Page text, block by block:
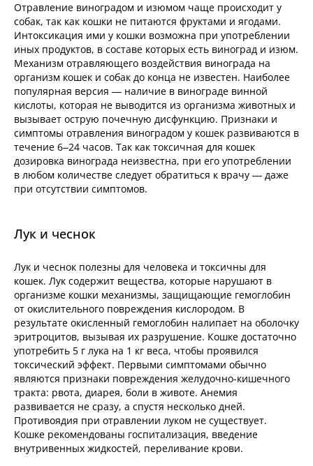
Отравление виноградом и изюмом чаще происходит у
собак, так как кошки не питаются фруктами и ягодами.
Интоксикация ими у кошки возможна при употреблении
иных продуктов, в составе которых есть виноград и изюм.
Механизм отравляющего воздействия винограда на
организм кошек и собак до конца не известен. Наиболее
популярная версия — наличие в винограде винной
кислоты, которая не выводится из организма животных и
вызывает острую почечную дисфункцию. Признаки и
симптомы отравления виноградом у кошек развиваются в
течение 6–24 часов. Так как токсичная для кошек
дозировка винограда неизвестна, при его употреблении
в любом количестве следует обратиться к врачу — даже
при отсутствии симптомов.
Лук и чеснок
Лук и чеснок полезны для человека и токсичны для
кошек. Лук содержит вещества, которые нарушают в
организме кошки механизмы, защищающие гемоглобин
от окислительного повреждения кислородом. В
результате окисленный гемоглобин налипает на оболочку
эритроцитов, вызывая их разрушение. Кошке достаточно
употребить 5 г лука на 1 кг веса, чтобы проявился
токсический эффект. Первыми симптомами обычно
являются признаки повреждения желудочно-кишечного
тракта: рвота, диарея, боли в животе. Анемия
развивается не сразу, а спустя несколько дней.
Противоядия при отравлении луком не существует.
Кошке рекомендованы госпитализация, введение
внутривенных жидкостей, переливание крови.